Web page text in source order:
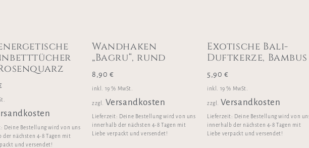
Deine Bestellung wird von uns
der nächsten 4-8 Tagen mit
und versendet!
Wandhaken
„Bagru“, rund
8,90 €
inkl. 19 % MwSt.
zzgl. Versandkosten
Lieferzeit: Deine Bestellung wird von uns
innerhalb der nächsten 4-8 Tagen mit
Liebe verpackt und versendet!
Exotische Bali-
Duftkerze, Bambus
5,90 €
inkl. 19 % MwSt.
zzgl. Versandkosten
Lieferzeit: Deine Bestellung wird von
innerhalb der nächsten 4-8 Tagen mit
Liebe verpackt und versendet!